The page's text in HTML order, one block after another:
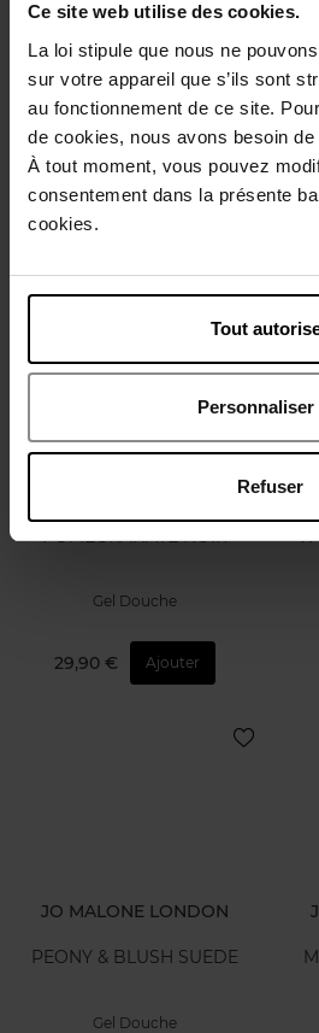
Ce site web utilise des cookies.
La loi stipule que nous ne
sur votre appareil que s’ils sont
au fonctionnement de ce site.
de cookies, nous avons besoin
À tout moment, vous pouvez
consentement dans la présente
cookies.
Tout
Personnaliser
Refuser
JO MALONE LONDON
LIME BASIL & MANDARIN
Gel Douche
POMEGRANATE NOIR
Gel Douche
29,90 € Ajouter
JO MALONE LONDON
PEONY & BLUSH SUEDE
Gel Douche